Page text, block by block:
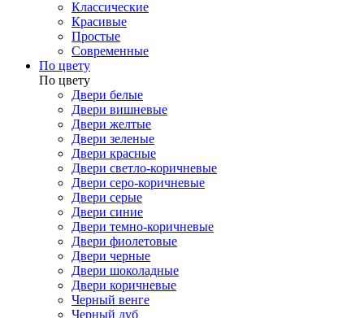
Классические
Красивые
Простые
Современные
По цвету
По цвету
Двери белые
Двери вишневые
Двери желтые
Двери зеленые
Двери красные
Двери светло-коричневые
Двери серо-коричневые
Двери серые
Двери синие
Двери темно-коричневые
Двери фиолетовые
Двери черные
Двери шоколадные
Двери коричневые
Черный венге
Черный дуб